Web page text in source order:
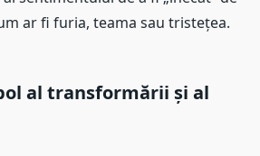
ar fi furia, teama sau tristețea.
al transformării și al